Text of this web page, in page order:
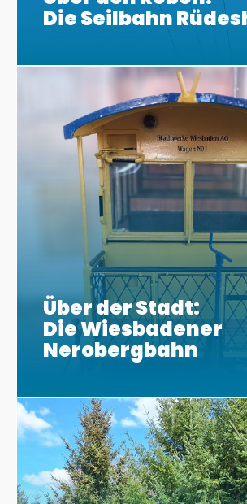
Die Seilbahn
Über der Stadt:
Die Wiesbadener
Nerobergbahn